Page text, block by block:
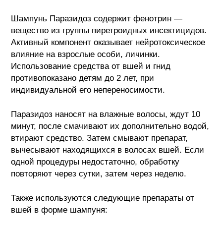
Шампунь Паразидоз содержит фенотрин —
вещество из группы пиретроидных инсектицидов.
Активный компонент оказывает нейротоксическое
влияние на взрослые особи, личинки.
Использование средства от вшей и гнид
противопоказано детям до 2 лет, при
индивидуальной его непереносимости.
Паразидоз наносят на влажные волосы, ждут 10
минут, после смачивают их дополнительно водой,
втирают средство. Затем смывают препарат,
вычесывают находящихся в волосах вшей. Если
одной процедуры недостаточно, обработку
повторяют через сутки, затем через неделю.
Также используются следующие препараты от
вшей в форме шампуня: